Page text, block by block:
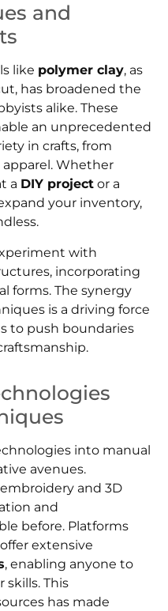
and
like polymer clay, as
has broadened the
alike. These
an unprecedented
in crafts, from
Whether
a DIY project or a
your inventory,
with
incorporating
forms. The synergy
is a driving force
to push boundaries
into manual
avenues.
and 3D
and
before. Platforms
extensive
, enabling anyone to
This
has made